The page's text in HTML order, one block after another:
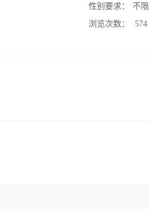
性别要求：
不限
浏览次数：
574